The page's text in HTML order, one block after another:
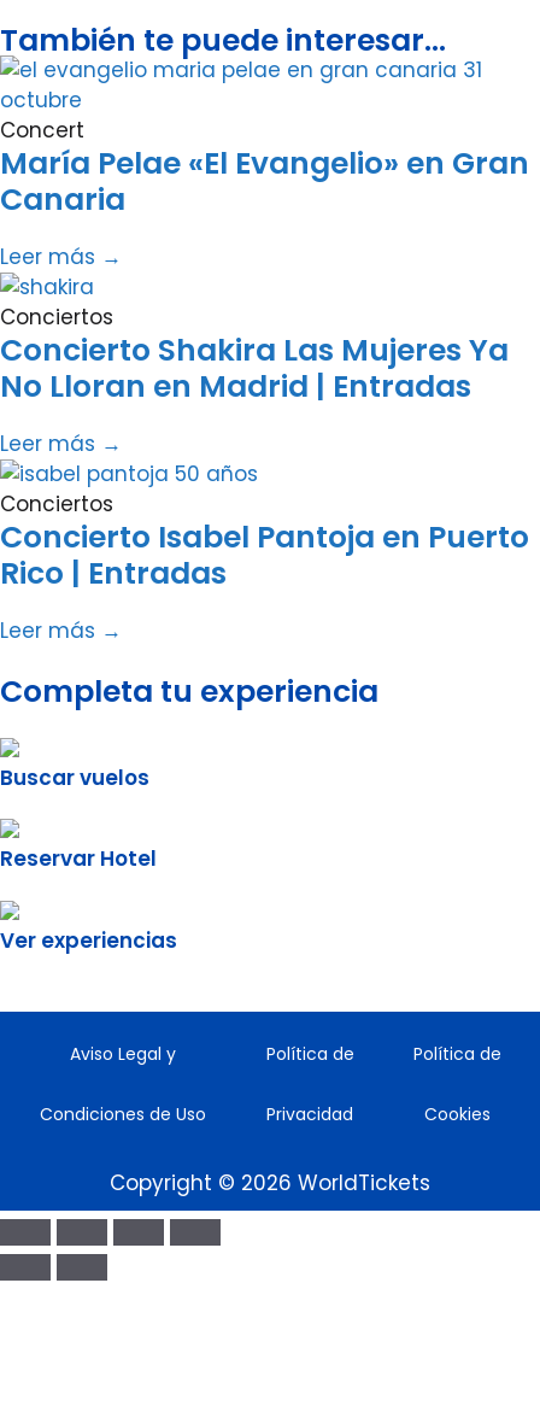
También te puede interesar...
Concert
María Pelae «El Evangelio» en Gran
Canaria
Leer más →
Conciertos
Concierto Shakira Las Mujeres Ya
No Lloran en Madrid | Entradas
Leer más →
Conciertos
Concierto Isabel Pantoja en Puerto
Rico | Entradas
Leer más →
Completa tu experiencia
Buscar vuelos
Reservar Hotel
Ver experiencias
Aviso Legal y
Condiciones de Uso
Política de
Privacidad
Política de
Cookies
Copyright © 2026 WorldTickets